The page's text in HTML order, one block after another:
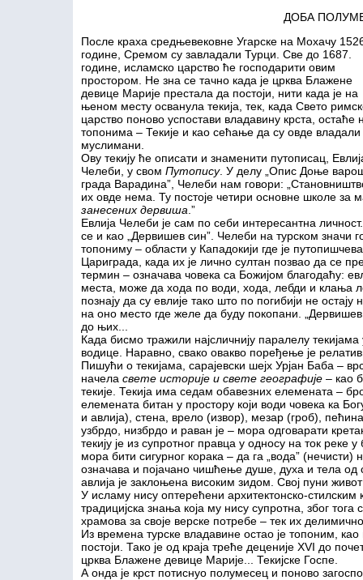
ДОБА
После краха средњевековне Угарске на Мохачу
године, Сремом су завладали Турци. Све до 1687.
године, исламско царство ће господарити овим
простором. Не зна се тачно када је црква Блажене
девице Марије престала да постоји, нити када је на
њеном месту осванула текија, тек, када Свето
царство поново успостави владавину крста, остаће
топонима – Текије и као сећање да су овде владали
муслимани.
Ову текију ће описати и знаменити путописац,
Челеби, у свом Путопису. У делу „Опис Доње
града Варадина”, Челеби нам говори:
их овде нема. Ту постоје четири основне школе за
занесених дервиша .”
Евлија Челеби је сам по себи интересантна
се и као „Дервишев син”. Челеби на турском значи
топониму – области у Кападокији где је
Цариграда, када их је лично султан позвао да се
термин – означава човека са Божијом благодаћу:
места, може да хода по води, хода, лебди и клања
познају да су евлије тако што по погибији не
на оно место где желе да буду покопани.
до њих...
Када бисмо тражили најсличнију паралелу
водице. Наравно, свако овакво поређење је
Пишући о текијама, сарајевски шејх Урјан Баба –
начела свете историје и свете географије – као
текије. Текија има седам обавезних елемената –
елемената битан у простору који води човека ка
и авлија), стена, врело (извор), мезар (гроб),
узбрдо, низбрдо и раван је – мора одговарати
текију је из супротног правца у односу на ток реке
мора бити сигурног корака – да га „вода” (нечисти)
означава и појачано чишћење душе, духа и тела од
авлија је заклоњена високим зидом. Свој пуни
У исламу нису оптерећени архитектонско-стилским
традицијска знања која му нису супротна, због
храмова за своје верске потребе – тек их
Из времена турске владавине остао је топоним, као
постоји. Тако је од краја треће деценије XVI до
црква Блажене девице Марије... Текијске Госпе.
А онда је крст потиснуо полумесец и поново